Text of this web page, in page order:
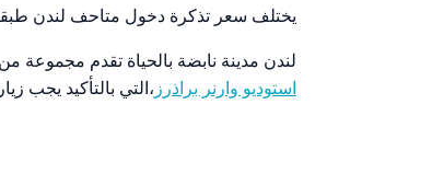
يختلف سعر تذكرة دخول متاحف لندن
لندن مدينة نابضة بالحياة تقدم مجموعة من
استوديو وارنر براذرز ،التي بالتأكيد يجب